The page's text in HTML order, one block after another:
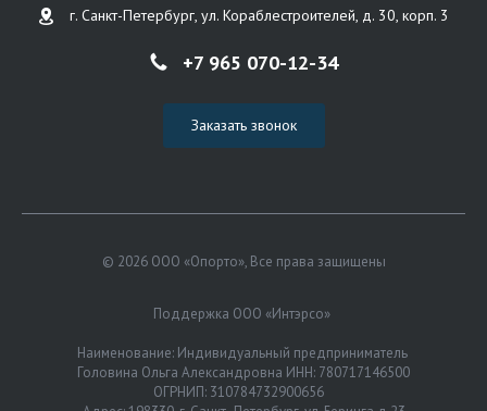
г. Санкт-Петербург, ул. Кораблестроителей, д. 30, корп. 3
+7 965 070-12-34
Заказать звонок
© 2026 ООО «Опорто», Все права защищены
Поддержка ООО «Интэрсо»
Наименование: Индивидуальный предприниматель
Головина Ольга Александровна ИНН: 780717146500
ОГРНИП: 310784732900656